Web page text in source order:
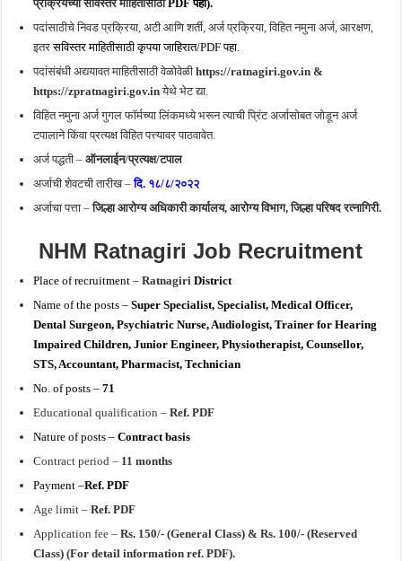
प्रक्रियेच्या सविस्तर माहितीसाठीPDF पहा).
पदांसाठीचे निवड प्रक्रिया, अटी आणि शर्ती, अर्ज प्रक्रिया, विहित नमुना अर्ज, आरक्षण,
इतरसविस्तर माहितीसाठी कृपया जाहिरात/PDF पहा.
पदांसंबंधी अद्ययावत माहितीसाठी वेळोवेळी https://ratnagiri.gov.in &
https://zpratnagiri.gov.inयेथे भेट द्या.
विहित नमुना अर्ज गुगल फॉर्मच्या लिंकमध्ये भरून त्याची प्रिंट अर्जासोबत जोडून अर्ज
टपालाने किंवा प्रत्यक्ष विहित पत्त्यावर पाठवावेत.
अर्ज पद्धती –ऑनलाईन/प्रत्यक्ष/टपाल
अर्जाची शेवटची तारीख –दि. १८/८/२०२२
अर्जाचा पत्ता –जिल्हा आरोग्य अधिकारी कार्यालय, आरोग्य विभाग, जिल्हा परिषद रत्नागिरी.
NHM Ratnagiri Job Recruitment
Place of recruitment –RatnagiriDistrict
Name of the posts – Super Specialist, Specialist, Medical Officer,
Dental Surgeon, Psychiatric Nurse, Audiologist, Trainer for Hearing
Impaired Children, Junior Engineer, Physiotherapist, Counsellor,
STS, Accountant, Pharmacist, Technician
No. of posts – 71
Educational qualification –Ref. PDF
Nature of posts – Contract basis
Contract period – 11 months
Payment –Ref. PDF
Age limit – Ref. PDF
Application fee –Rs. 150/- (General Class) & Rs. 100/- (Reserved
Class) (For detail information ref. PDF).